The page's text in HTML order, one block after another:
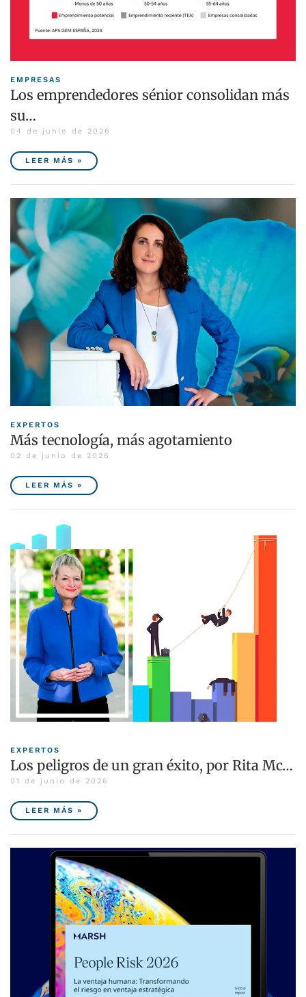
EMPRESAS
Los emprendedores sénior consolidan más
su…
04 de junio de 2026
LEER MÁS »
EXPERTOS
Más tecnología, más agotamiento
02 de junio de 2026
LEER MÁS »
EXPERTOS
Los peligros de un gran éxito, por Rita Mc…
01 de junio de 2026
LEER MÁS »